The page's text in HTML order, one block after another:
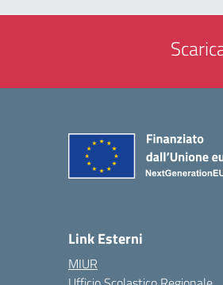
Link Esterni
MIUR